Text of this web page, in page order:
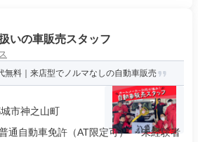
いの車販売スタッフ
無料｜来店型でノルマなしの自動車販売
市神之山町
通自動車免許（AT限定可） ・未経験者